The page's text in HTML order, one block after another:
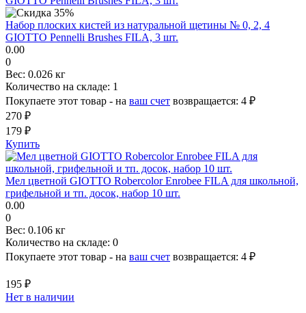
Набор плоских кистей из натуральной щетины № 0, 2, 4
GIOTTO Pennelli Brushes FILA, 3 шт.
0.00
0
Вес: 0.026 кг
Количество на складе: 1
Покупаете этот товар - на ваш счет возвращается: 4 ₽
270 ₽
179 ₽
Купить
Мел цветной GIOTTO Robercolor Enrobee FILA для школьной,
грифельной и тп. досок, набор 10 шт.
0.00
0
Вес: 0.106 кг
Количество на складе: 0
Покупаете этот товар - на ваш счет возвращается: 4 ₽
195 ₽
Нет в наличии